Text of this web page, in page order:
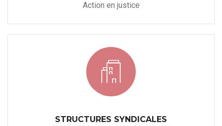
Action en justice
STRUCTURES SYNDICALES